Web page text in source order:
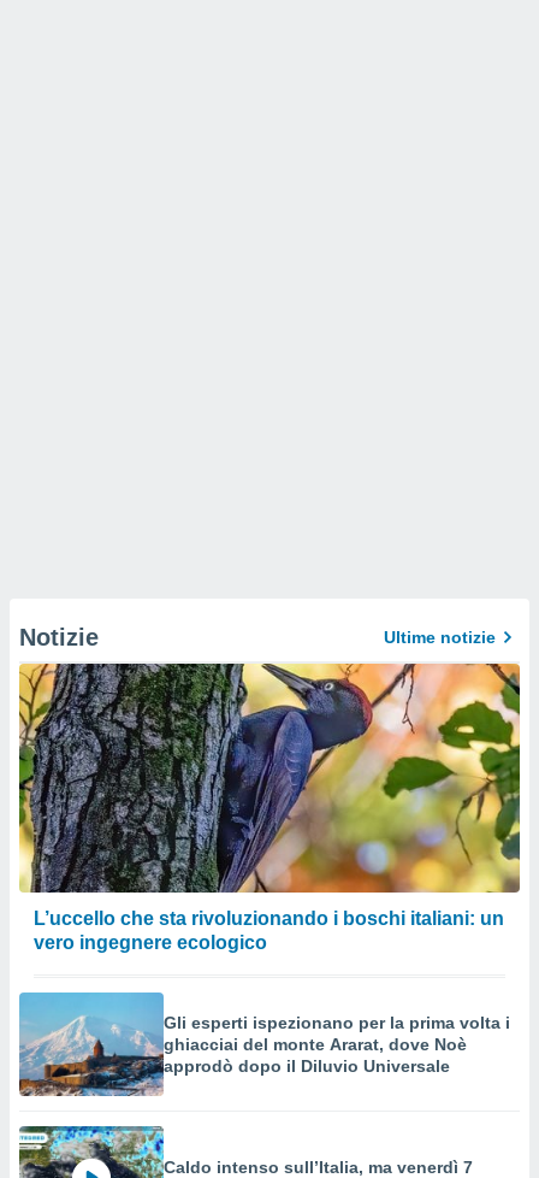
Notizie Ultime notizie
L’uccello che sta rivoluzionando i boschi italiani: un
vero ingegnere ecologico
Gli esperti ispezionano per la prima volta i
ghiacciai del monte Ararat, dove Noè
approdò dopo il Diluvio Universale
Caldo intenso sull’Italia, ma venerdì 7